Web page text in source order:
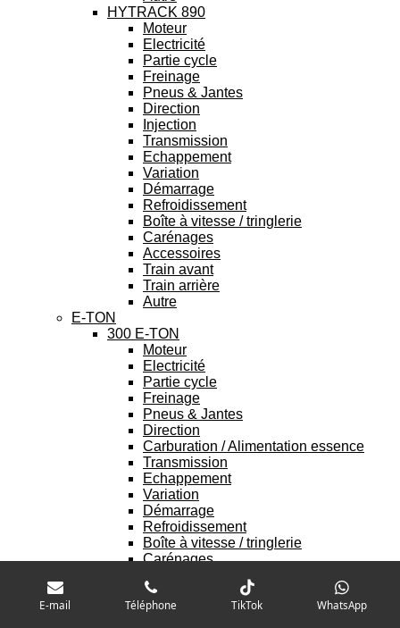
HYTRACK 890
Moteur
Electricité
Partie cycle
Freinage
Pneus & Jantes
Direction
Injection
Transmission
Echappement
Variation
Démarrage
Refroidissement
Boîte à vitesse / tringlerie
Carénages
Accessoires
Train avant
Train arrière
Autre
E-TON
300 E-TON
Moteur
Electricité
Partie cycle
Freinage
Pneus & Jantes
Direction
Carburation / Alimentation essence
Transmission
Echappement
Variation
Démarrage
Refroidissement
Boîte à vitesse / tringlerie
Carénages
Train avant
Train arrière
E-mail Téléphone TikTok WhatsApp